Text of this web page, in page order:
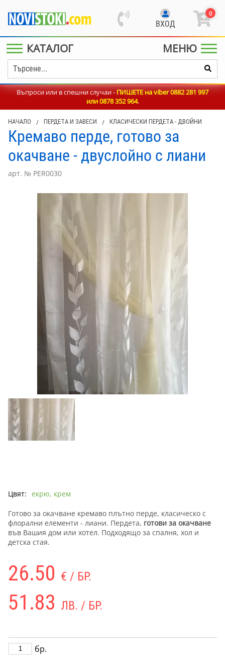
ВХОД
0
КАТАЛОГ МЕНЮ
Въпроси или в спешни случаи -ПИШЕТЕ на viber 0882 281 997
или0878 352 964.
НАЧАЛО / ПЕРДЕТА И ЗАВЕСИ / КЛАСИЧЕСКИ ПЕРДЕТА - ДВОЙНИ
Кремаво перде, готово за
окачване - двуслойно с лиани
арт. № PER0030
Цвят: екрю, крем
Готово за окачване кремаво плътно перде, класическо с
флорални елементи - лиани. Пердета, готови за окачване
във Вашия дом или хотел. Подходящо за спалня, хол и
детска стая.
26.50 € / БР.
51.83 ЛВ. / БР.
бр.